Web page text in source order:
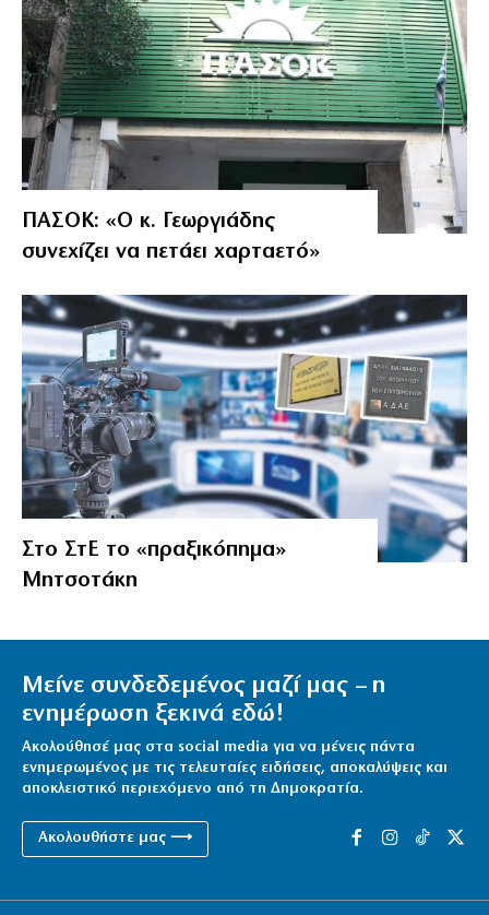
ΠΑΣΟΚ: «Ο κ. Γεωργιάδης
συνεχίζει να πετάει χαρταετό»
Στο ΣτΕ το «πραξικόπημα»
Μητσοτάκη
Μείνε συνδεδεμένος μαζί μας – η
ενημέρωση ξεκινά εδώ!
Ακολούθησέ μας στα social media για να μένεις πάντα
ενημερωμένος με τις τελευταίες ειδήσεις, αποκαλύψεις και
αποκλειστικό περιεχόμενο από τη Δημοκρατία.
Ακολουθήστε μας ⟶